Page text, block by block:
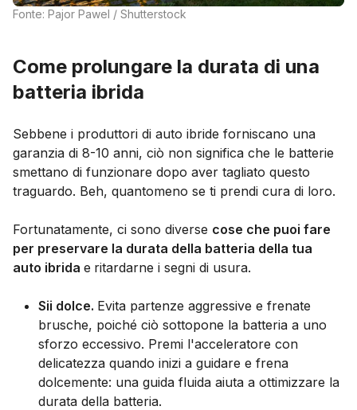
Fonte: Pajor Pawel / Shutterstock
Come prolungare la durata di una
batteria ibrida
Sebbene i produttori di auto ibride forniscano una
garanzia di 8-10 anni, ciò non significa che le batterie
smettano di funzionare dopo aver tagliato questo
traguardo. Beh, quantomeno se ti prendi cura di loro.
Fortunatamente, ci sono diverse cose che puoi fare
per preservare la durata della batteria della tua
auto ibrida e ritardarne i segni di usura.
Sii dolce. Evita partenze aggressive e frenate
brusche, poiché ciò sottopone la batteria a uno
sforzo eccessivo. Premi l'acceleratore con
delicatezza quando inizi a guidare e frena
dolcemente: una guida fluida aiuta a ottimizzare la
durata della batteria.